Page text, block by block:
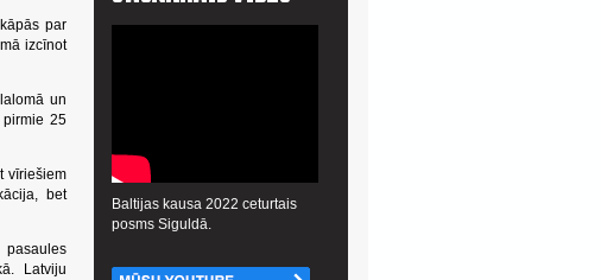
par
izcīnot
un
25
vīriešiem
bet
pasaules
Latviju
Baltijas kausa 2022 ceturtais
posms Siguldā.